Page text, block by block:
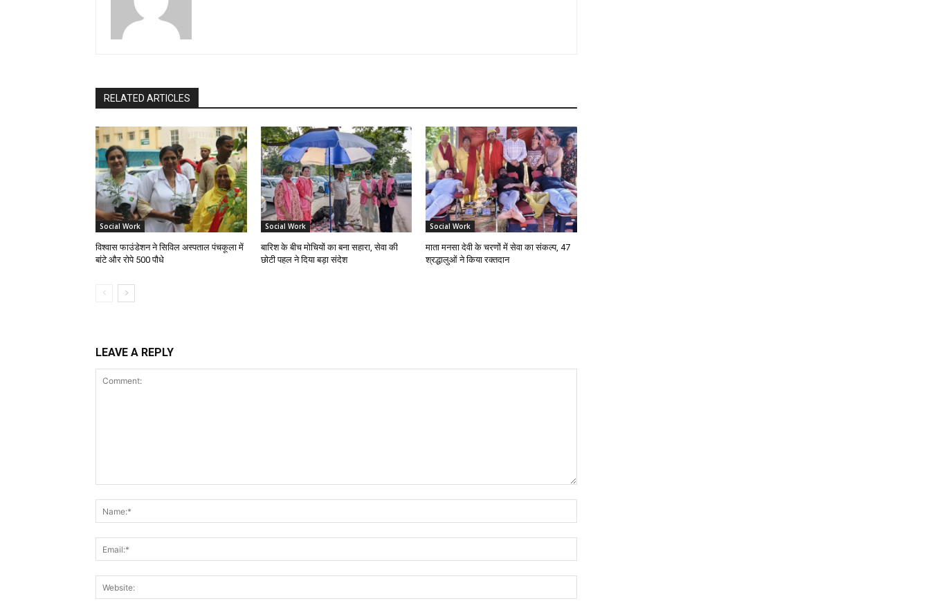
RELATED ARTICLES
Social Work
विश्वास फाउंडेशन ने सिविल अस्पताल पंचकूला में
बांटे और रोपे 500 पौधे
Social Work
बारिश के बीच मोचियों का बना सहारा, सेवा की
छोटी पहल ने दिया बड़ा संदेश
Social Work
माता मनसा देवी के चरणों में सेवा का संकल्प, 47
श्रद्धालुओं ने किया रक्तदान
LEAVE A REPLY